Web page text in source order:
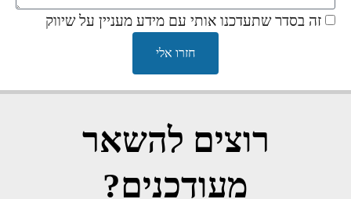
זה בסדר שתעדכנו אותי עם מידע מעניין על שיווק
חזרו אלי
רוצים להשאר
מעודכנים?